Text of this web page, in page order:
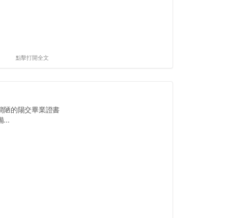
點擊打開全文
陋的陽交畢業證書
...